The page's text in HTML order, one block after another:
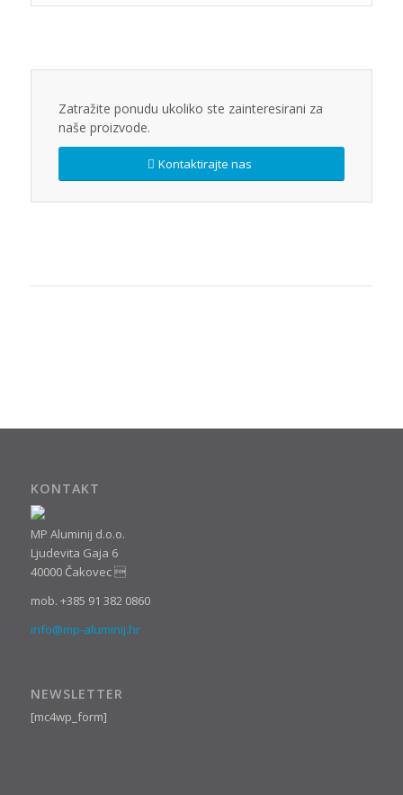
Zatražite ponudu ukoliko ste zainteresirani za
naše proizvode.
Kontaktirajte nas
KONTAKT
MP Aluminij d.o.o.
Ljudevita Gaja 6
40000 Čakovec 
mob. +385 91 382 0860
info@mp-aluminij.hr
NEWSLETTER
[mc4wp_form]